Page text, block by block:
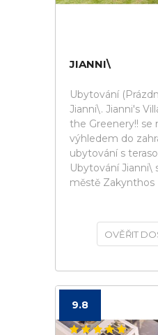
JIANNI\
Ubytování
Jianni\. Jianni's
the Greenery!!
výhledem do
ubytování s
Ubytování Jianni\
městě Zakynthos
OVĚŘIT
9.8